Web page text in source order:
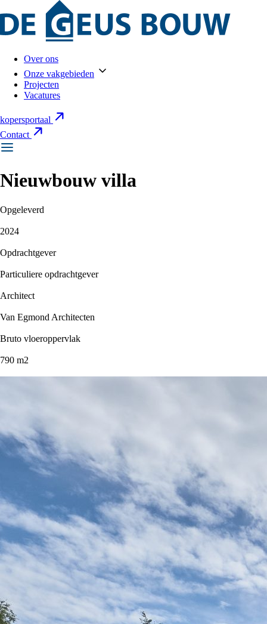
Over ons
Onze vakgebieden
Projecten
Vacatures
kopersportaal
Contact
Nieuwbouw villa
Opgeleverd
2024
Opdrachtgever
Particuliere opdrachtgever
Architect
Van Egmond Architecten
Bruto vloeroppervlak
790 m2